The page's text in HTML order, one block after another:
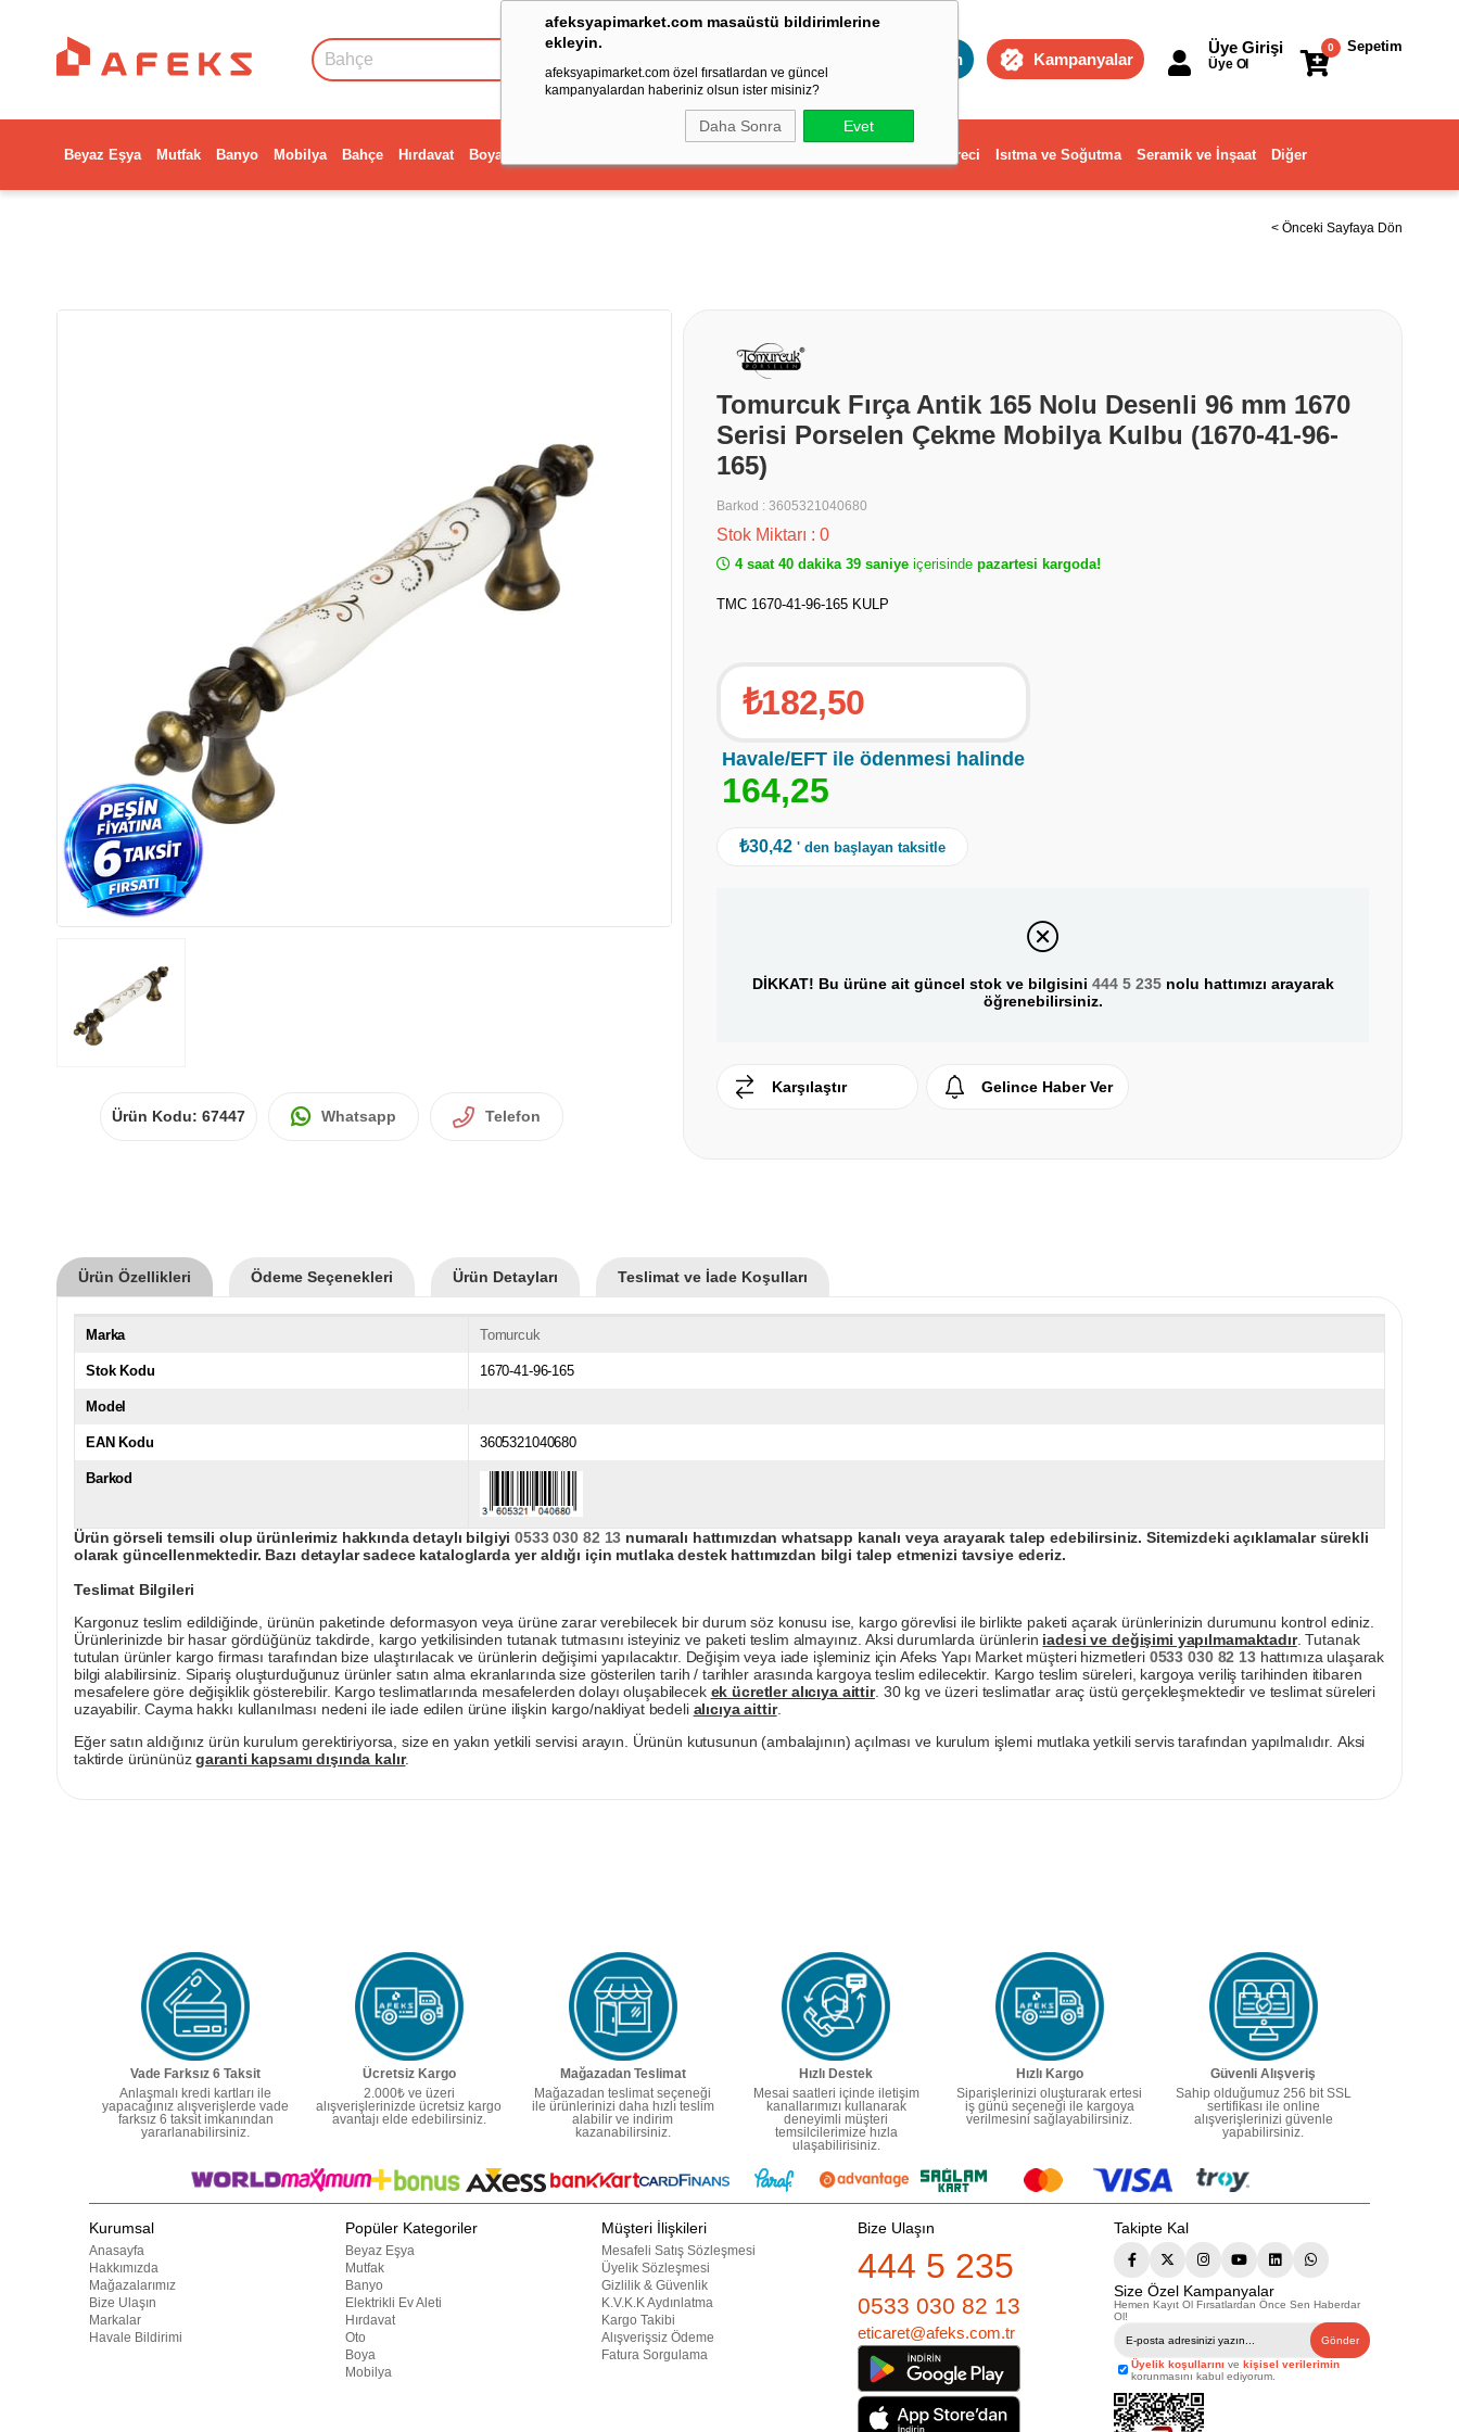
afeksyapimarket.com masaüstü bildirimlerine
ekleyin.
afeksyapimarket.com özel fırsatlardan ve güncel
kampanyalardan haberiniz olsun ister misiniz?
Daha Sonra Evet
Toptan Kampanyalar
Sepetim
0
Üye Girişi
Üye Ol
Beyaz Eşya Mutfak Banyo Mobilya Bahçe Hırdavat Boya Dekorasyon ve Ev Gereci Isıtma ve Soğutma Seramik ve İnşaat Diğer
< Önceki Sayfaya Dön
Ürün Kodu: 67447 Whatsapp Telefon
Tomurcuk Fırça Antik 165 Nolu Desenli 96 mm 1670
Serisi Porselen Çekme Mobilya Kulbu (1670-41-96-
165)
Barkod : 3605321040680
Stok Miktarı : 0
4 saat 40 dakika 38 saniye içerisinde pazartesi kargoda!
TMC 1670-41-96-165 KULP
₺182,50
Havale/EFT ile ödenmesi halinde
164,25
₺30,42 ' den başlayan taksitle
DİKKAT! Bu ürüne ait güncel stok ve bilgisini 444 5 235nolu hattımızı arayarak
öğrenebilirsiniz.
Karşılaştır Gelince Haber Ver
Ürün Özellikleri Ödeme Seçenekleri Ürün Detayları Teslimat ve İade Koşulları
Marka Tomurcuk
Stok Kodu 1670-41-96-165
Model
EAN Kodu 3605321040680
Barkod
Ürün görseli temsili olup ürünlerimiz hakkında detaylı bilgiyi0533 030 82 13 numaralı hattımızdan whatsapp kanalı veya arayarak talep edebilirsiniz. Sitemizdeki açıklamalar sürekli
olarak güncellenmektedir. Bazı detaylar sadece kataloglarda yer aldığı için mutlaka destek hattımızdan bilgi talep etmenizi tavsiye ederiz.
Teslimat Bilgileri
Kargonuz teslim edildiğinde, ürünün paketinde deformasyon veya ürüne zarar verebilecek bir durum söz konusu ise, kargo görevlisi ile birlikte paketi açarak ürünlerinizin durumunu kontrol ediniz.
Ürünlerinizde bir hasar gördüğünüz takdirde, kargo yetkilisinden tutanak tutmasını isteyiniz ve paketi teslim almayınız. Aksi durumlarda ürünlerin iadesi ve değişimi yapılmamaktadır. Tutanak
tutulan ürünler kargo firması tarafından bize ulaştırılacak ve ürünlerin değişimi yapılacaktır. Değişim veya iade işleminiz için Afeks Yapı Market müşteri hizmetleri 0533 030 82 13hattımıza ulaşarak
bilgi alabilirsiniz. Sipariş oluşturduğunuz ürünler satın alma ekranlarında size gösterilen tarih / tarihler arasında kargoya teslim edilecektir. Kargo teslim süreleri, kargoya veriliş tarihinden itibaren
mesafelere göre değişiklik gösterebilir. Kargo teslimatlarında mesafelerden dolayı oluşabilecek ek ücretler alıcıya aittir. 30 kg ve üzeri teslimatlar araç üstü gerçekleşmektedir ve teslimat süreleri
uzayabilir. Cayma hakkı kullanılması nedeni ile iade edilen ürüne ilişkin kargo/nakliyat bedeli alıcıya aittir.
Eğer satın aldığınız ürün kurulum gerektiriyorsa, size en yakın yetkili servisi arayın. Ürünün kutusunun (ambalajının) açılması ve kurulum işlemi mutlaka yetkili servis tarafından yapılmalıdır. Aksi
taktirde ürününüzgaranti kapsamı dışında kalır.
Vade Farksız 6 Taksit
Anlaşmalı kredi kartları ile
yapacağınız alışverişlerde vade
farksız 6 taksit imkanından
yararlanabilirsiniz.
Ücretsiz Kargo
2.000₺ ve üzeri
alışverişlerinizde ücretsiz kargo
avantajı elde edebilirsiniz.
Mağazadan Teslimat
Mağazadan teslimat seçeneği
ile ürünlerinizi daha hızlı teslim
alabilir ve indirim
kazanabilirsiniz.
Hızlı Destek
Mesai saatleri içinde iletişim
kanallarımızı kullanarak
deneyimli müşteri
temsilcilerimize hızla
ulaşabilirisiniz.
Hızlı Kargo
Siparişlerinizi oluşturarak ertesi
iş günü seçeneği ile kargoya
verilmesini sağlayabilirsiniz.
Güvenli Alışveriş
Sahip olduğumuz 256 bit SSL
sertifikası ile online
alışverişlerinizi güvenle
yapabilirsiniz.
Kurumsal
Anasayfa
Hakkımızda
Mağazalarımız
Bize Ulaşın
Markalar
Havale Bildirimi
Popüler Kategoriler
Beyaz Eşya
Mutfak
Banyo
Elektrikli Ev Aleti
Hırdavat
Oto
Boya
Mobilya
Müşteri İlişkileri
Mesafeli Satış Sözleşmesi
Üyelik Sözleşmesi
Gizlilik & Güvenlik
K.V.K.K Aydınlatma
Kargo Takibi
Alışverişsiz Ödeme
Fatura Sorgulama
Bize Ulaşın
444 5 235
0533 030 82 13
eticaret@afeks.com.tr
Takipte Kal
Size Özel Kampanyalar
Hemen Kayıt Ol Fırsatlardan Önce Sen Haberdar
Ol!
Gönder
Üyelik koşullarını ve kişisel verilerimin
korunmasını kabul ediyorum.